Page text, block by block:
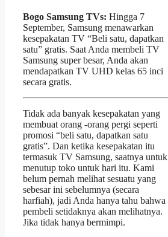
Bogo Samsung TVs: Hingga 7
September, Samsung menawarkan
kesepakatan TV “Beli satu, dapatkan
satu” gratis. Saat Anda membeli TV
Samsung super besar, Anda akan
mendapatkan TV UHD kelas 65 inci
secara gratis.
Tidak ada banyak kesepakatan yang
membuat orang -orang pergi seperti
promosi “beli satu, dapatkan satu
gratis”. Dan ketika kesepakatan itu
termasuk TV Samsung, saatnya untuk
menutup toko untuk hari itu. Kami
belum pernah melihat sesuatu yang
sebesar ini sebelumnya (secara
harfiah), jadi Anda hanya tahu bahwa
pembeli setidaknya akan melihatnya.
Jika tidak hanya bermimpi.